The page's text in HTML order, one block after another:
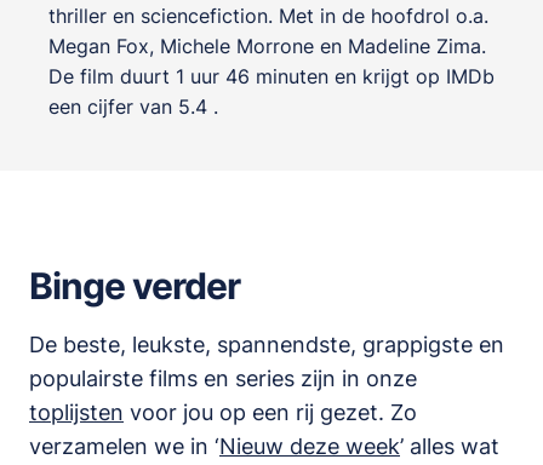
thriller en sciencefiction. Met in de hoofdrol o.a.
Megan Fox, Michele Morrone en Madeline Zima.
De film duurt 1 uur 46 minuten en krijgt op IMDb
een cijfer van 5.4 .
Binge verder
De beste, leukste, spannendste, grappigste en
populairste films en series zijn in onze
toplijsten voor jou op een rij gezet. Zo
verzamelen we in ‘Nieuw deze week’ alles wat